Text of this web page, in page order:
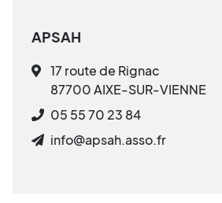
APSAH
17 route de Rignac
87700 AIXE-SUR-VIENNE
05 55 70 23 84
info@apsah.asso.fr